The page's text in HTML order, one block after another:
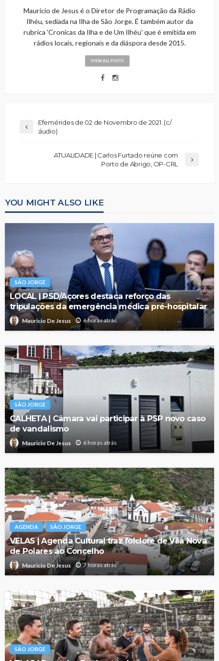
Maurício de Jesus é o Diretor de Programação da Rádio
Ilhéu, sediada na Ilha de São Jorge. É também autor da
rubrica 'Cronicas da Ilha e de Um Ilhéu' que é emitida em
rádios locais, regionais e da diáspora desde 2015.
VIEW ALL POSTS
Efemérides de 02 de Novembro de 2021. (c/
áudio)
ATUALIDADE | Carlos Furtado reúne com
Porto de Abrigo, OP-CRL
YOU MIGHT ALSO LIKE
SÃO JORGE
LOCAL | PSD/Açores destaca reforço das
tripulações da emergência médica pré-hospitalar
Mauricio De Jesus 6 horas atrás
SÃO JORGE
CALHETA | Câmara vai participar à PSP novo caso
de vandalismo
Mauricio De Jesus 6 horas atrás
AGENDA SÃO JORGE
VELAS | Agenda Cultural traz folclore de Vila Nova
de Poiares ao Concelho
Mauricio De Jesus 7 horas atrás
SÃO JORGE